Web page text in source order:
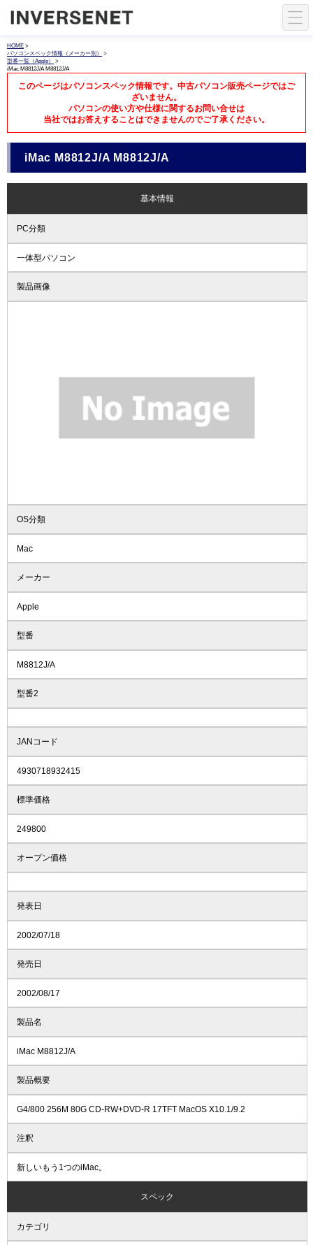
HOME >
パソコンスペック情報（メーカー別）
>
型番一覧（Apple）
>
iMac M8812J/A M8812J/A
このページはパソコンスペック情報です。中古パソコン販売ページではご
ざいません。
パソコンの使い方や仕様に関するお問い合せは
当社ではお答えすることはできませんのでご了承ください。
iMac M8812J/A M8812J/A
基本情報
PC分類
一体型パソコン
製品画像
OS分類
Mac
メーカー
Apple
型番
M8812J/A
型番2
JANコード
4930718932415
標準価格
249800
オープン価格
発表日
2002/07/18
発売日
2002/08/17
製品名
iMac M8812J/A
製品概要
G4/800 256M 80G CD-RW+DVD-R 17TFT MacOS X10.1/9.2
注釈
新しいもう1つのiMac。
スペック
カテゴリ